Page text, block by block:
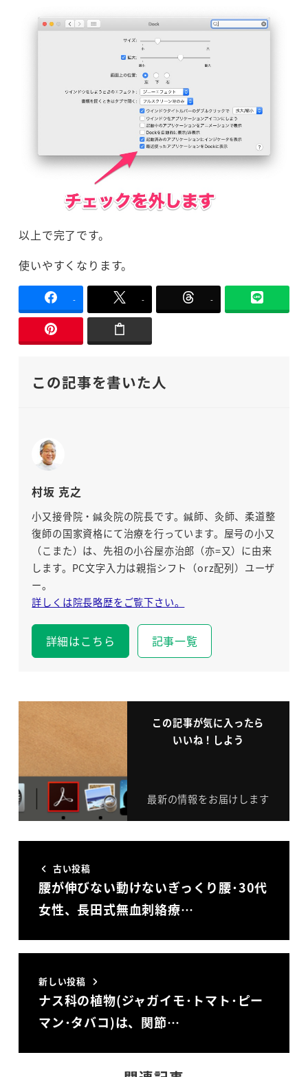
以上で完了です。
使いやすくなります。
- - -
この記事を書いた人
村坂 克之
小又接骨院・鍼灸院の院長です。鍼師、灸師、柔道整
復師の国家資格にて治療を行っています。屋号の小又
（こまた）は、先祖の小谷屋亦治郎（亦=又）に由来
します。PC文字入力は親指シフト（orz配列）ユーザ
ー。
詳しくは院長略歴をご覧下さい。
詳細はこちら 記事一覧
この記事が気に入ったら
いいね！しよう
最新の情報をお届けします
古い投稿
腰が伸びない動けないぎっくり腰･30代
女性、長田式無血刺絡療…
新しい投稿
ナス科の植物(ジャガイモ･トマト･ピー
マン･タバコ)は、関節…